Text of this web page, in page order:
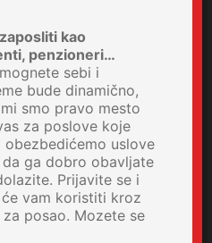
kao
penzioneri…
sebi i
bude dinamično,
smo pravo mesto
za poslove koje
uslove
ga dobro obavljate
Prijavite se i
vam koristiti kroz
posao. Mozete se